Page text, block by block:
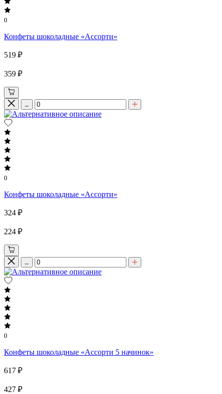
0
Конфеты шоколадные «Ассорти»
519 ₽
359 ₽
0
Конфеты шоколадные «Ассорти»
324 ₽
224 ₽
0
Конфеты шоколадные «Ассорти 5 начинок»
617 ₽
427 ₽